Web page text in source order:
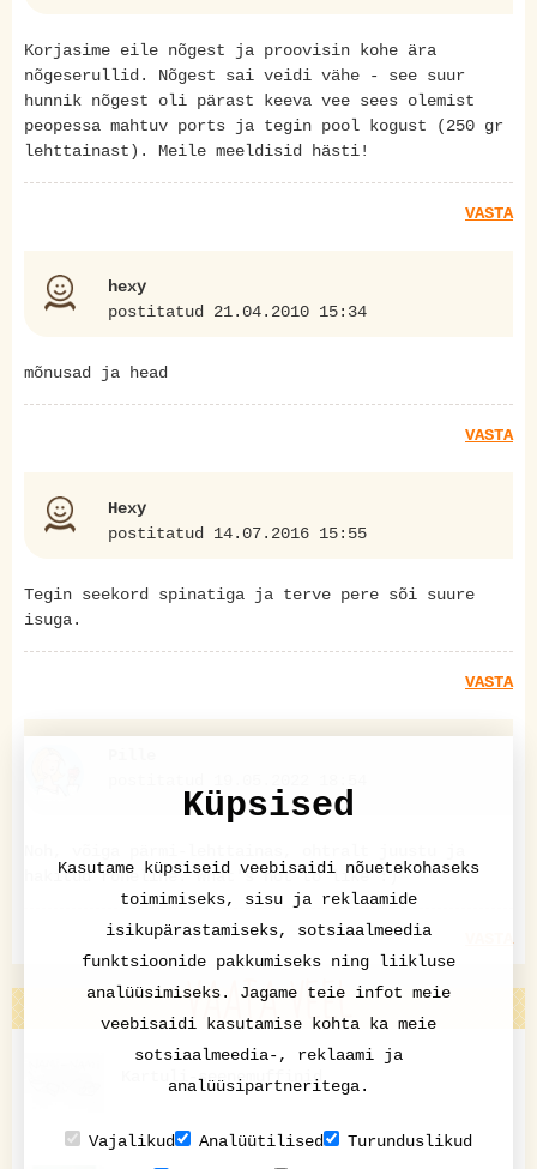
Korjasime eile nõgest ja proovisin kohe ära
nõgeserullid. Nõgest sai veidi vähe - see suur
hunnik nõgest oli pärast keeva vee sees olemist
peopessa mahtuv ports ja tegin pool kogust (250 gr
lehttainast). Meile meeldisid hästi!
VASTA
hexy
postitatud 21.04.2010 15:34
mõnusad ja head
VASTA
Hexy
postitatud 14.07.2016 15:55
Tegin seekord spinatiga ja terve pere sõi suure
isuga.
VASTA
hakitud roheline. What's not to like :)
VAATA VEEL
Kartuli-seenemuffinid
Küpsised
Kasutame küpsiseid veebisaidi nõuetekohaseks
toimimiseks, sisu ja reklaamide
isikupärastamiseks, sotsiaalmeedia
funktsioonide pakkumiseks ning liikluse
analüüsimiseks. Jagame teie infot meie
veebisaidi kasutamise kohta ka meie
sotsiaalmeedia-, reklaami ja
analüüsipartneritega.
Vajalikud Analüütilised Turunduslikud